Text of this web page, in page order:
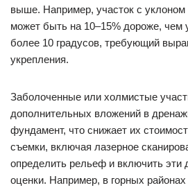
выше. Например, участок с уклоном
может быть на 10–15% дороже, чем
более 10 градусов, требующий
укрепления.
Заболоченные или холмистые
дополнительных вложений в
фундамент, что снижает их
съемки, включая лазерное
определить рельеф и включить эти
оценки. Например, в горных